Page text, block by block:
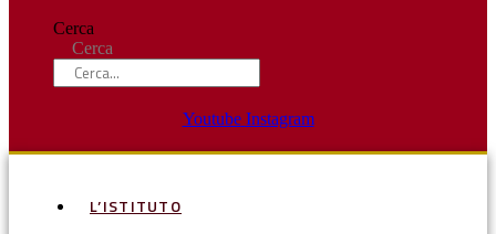
Cerca
Cerca
Youtube Instagram
L’ISTITUTO